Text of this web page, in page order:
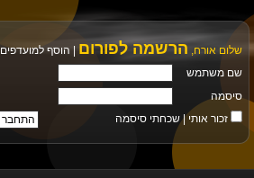
שלום אורח, הרשמה לפורום
הוסף למועדפים
שם משתמש
סיסמה
זכור אותי |שכחתי סיסמה